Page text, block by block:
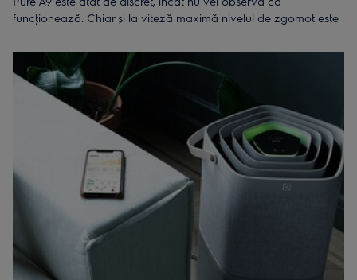
funcţionează. Chiar și la viteză maximă nivelul de zgomot este
*măsurat la 1m distanţă în faţa aparatului